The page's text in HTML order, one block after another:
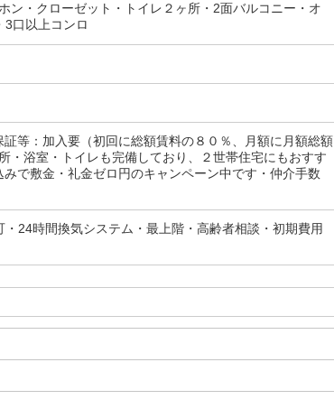
ン・クローゼット・トイレ２ヶ所・2面バルコニー・オ
3口以上コンロ
等：加入要（初回に総額賃料の８０％、月額に月額総額
・浴室・トイレも完備しており、２世帯住宅にもおすす
で敷金・礼金ゼロ円のキャンペーン中です・仲介手数
24時間換気システム・最上階・高齢者相談・初期費用